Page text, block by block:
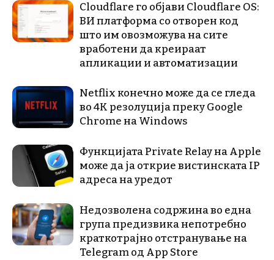
Cloudflare го објави Cloudflare OS:
ВИ платформа со отворен код
што им овозможува на сите
вработени да креираат
апликации и автоматизации
Netflix конечно може да се гледа
во 4K резолуција преку Google
Chrome на Windows
Функцијата Private Relay на Apple
може да ја открие вистинската IP
адреса на уредот
Недозволена содржина во една
група предизвика непотребно
краткотрајно отстранување на
Telegram од App Store